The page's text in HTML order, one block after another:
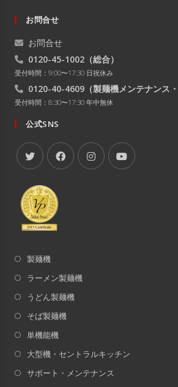
お問合せ
お問合せ
0120-45-1002 （総合）
受付時間：9:00〜17:30 日祝休み
0120-40-4609 （製麺機メンテナンス
受付時間：8:30〜17:30 年中無休
公式SNS
製麺機
ラーメン製麺機
うどん製麺機
そば製麺機
単機能機
大型機・セントラルキッチン
サポート・メンテナンス